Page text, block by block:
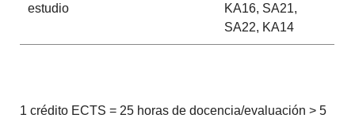
estudio
KA16, SA21,
SA22, KA14
1 crédito ECTS = 25 horas de docencia/evaluación > 5